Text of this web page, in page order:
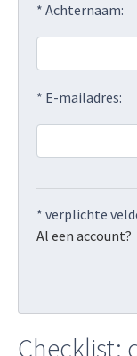
* Achternaam:
* E-mailadres:
* verplichte
Al een account?
Checklist: